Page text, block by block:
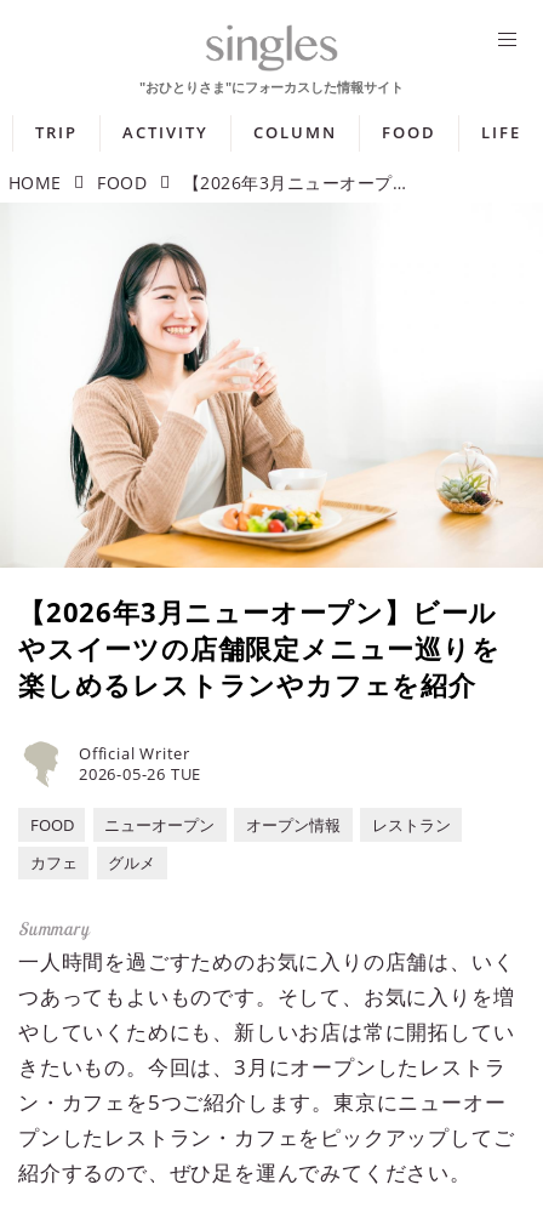
TRIP ACTIVITY COLUMN FOOD LIFE
HOME FOOD 【2026年3月ニューオープン】ビールやスイーツの店舗限定メニュー巡りを楽しめるレストランやカフェを紹介
【2026年3月ニューオープン】ビール
やスイーツの店舗限定メニュー巡りを
楽しめるレストランやカフェを紹介
2026-05-26 TUE
Official Writer
FOOD ニューオープン オープン情報
レストラン
カフェ
グルメ
一人時間を過ごすためのお気に入りの店舗は、いく
つあってもよいものです。そして、お気に入りを増
やしていくためにも、新しいお店は常に開拓してい
きたいもの。今回は、3月にオープンしたレストラ
ン・カフェを5つご紹介します。東京にニューオー
プンしたレストラン・カフェをピックアップしてご
紹介するので、ぜひ足を運んでみてください。